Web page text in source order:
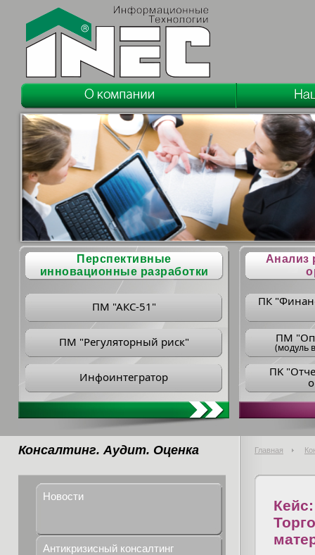
Перспективные
инновационные разработки
ПМ "АКС-51"
ПМ "Регуляторный риск"
Инфоинтегратор
Анализ
ПК
ПM
(модуль
ПK
Консалтинг. Аудит. Оценка Главная
Новости
Антикризисный консалтинг